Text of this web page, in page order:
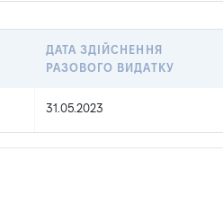
ДАТА ЗДІЙСНЕННЯ
РАЗОВОГО ВИДАТКУ
31.05.2023